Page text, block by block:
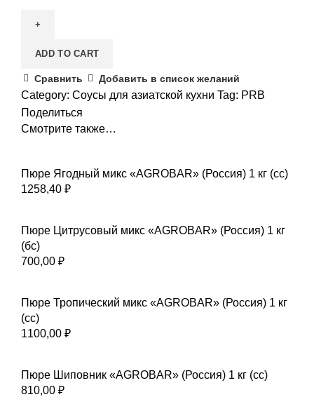
ADD TO CART
Сравнить Добавить в список желаний
Category: Соусы для азиатской кухни Tag: PRB
Поделиться
Смотрите также…
Пюре Ягодный микс «AGROBAR» (Россия) 1 кг (сс)
1258,40 ₽
Пюре Цитрусовый микс «AGROBAR» (Россия) 1 кг
(бс)
700,00 ₽
Пюре Тропический микс «AGROBAR» (Россия) 1 кг
(сс)
1100,00 ₽
Пюре Шиповник «AGROBAR» (Россия) 1 кг (сс)
810,00 ₽